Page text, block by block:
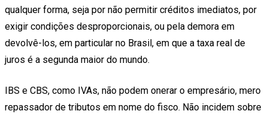
qualquer forma, seja por não permitir créditos imediatos, por
exigir condições desproporcionais, ou pela demora em
devolvê-los, em particular no Brasil, em que a taxa real de
juros é a segunda maior do mundo.
IBS e CBS, como IVAs, não podem onerar o empresário, mero
repassador de tributos em nome do fisco. Não incidem sobre